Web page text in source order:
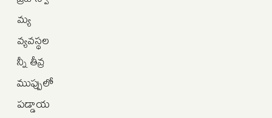
మ్య
వ్యవస్థల
న్నీ తీవ్ర
ముప్పులో
పడ్డాయ